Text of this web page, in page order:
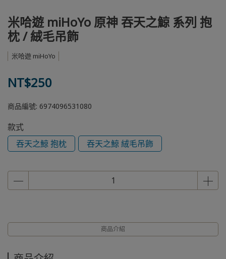
米哈遊 miHoYo 原神 吞天之鯨 系列 抱
枕 / 絨毛吊飾
米哈遊 miHoYo
NT$250
商品編號: 6974096531080
款式
吞天之鯨 抱枕
吞天之鯨 絨毛吊飾
商品介紹